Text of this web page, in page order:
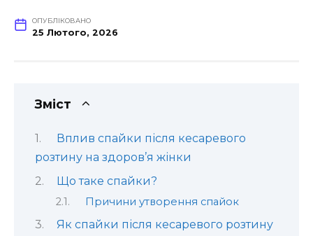
ОПУБЛІКОВАНО
25 Лютого, 2026
Зміст
Вплив спайки після кесаревого
розтину на здоров’я жінки
Що таке спайки?
Причини утворення спайок
Як спайки після кесаревого розтину